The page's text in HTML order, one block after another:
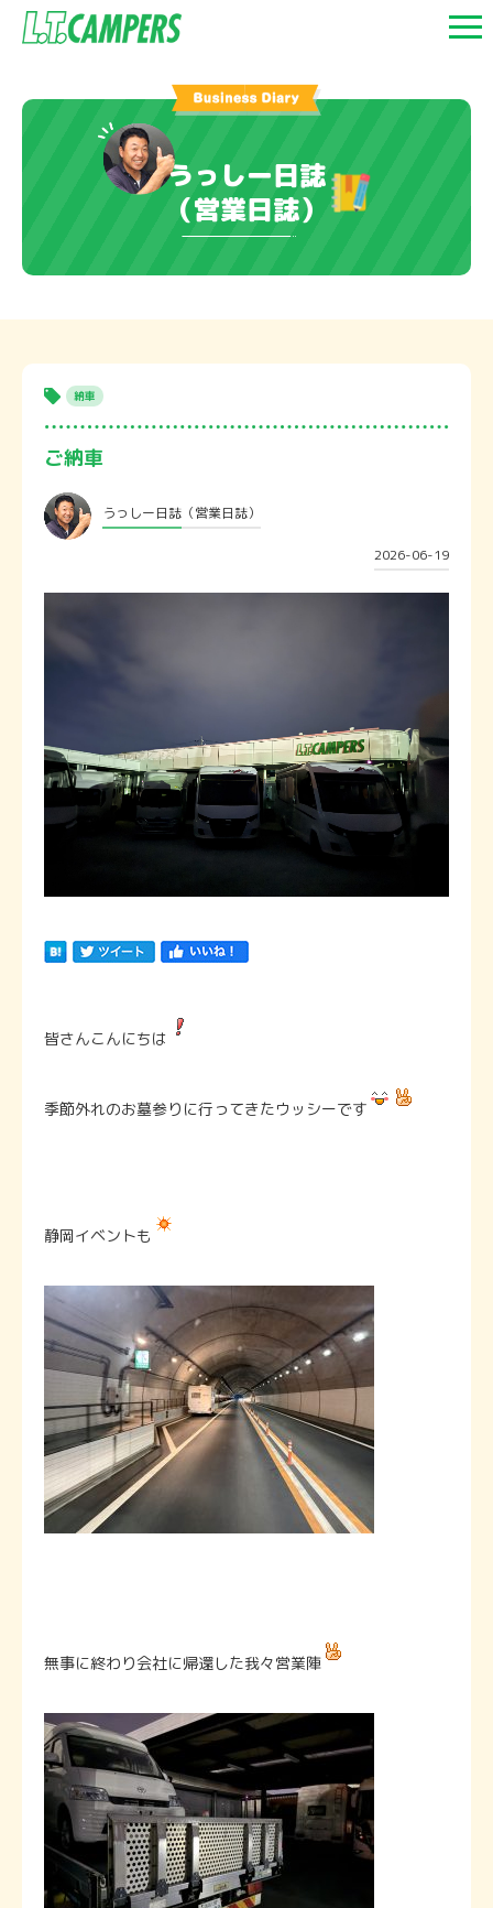
うっしー日誌
（営業日誌）
納車
ご納車
うっしー日誌 （営業日誌）
2026-06-19
皆さんこんにちは
季節外れのお墓参りに行ってきたウッシーです
静岡イベントも
無事に終わり会社に帰還した我々営業陣